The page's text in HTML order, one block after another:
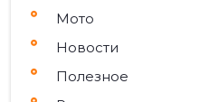
Мото
Новости
Полезное